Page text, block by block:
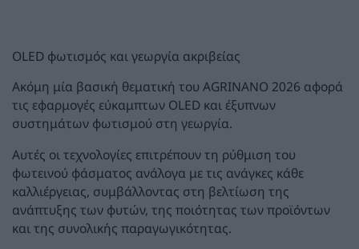
OLED φωτισμός και γεωργία ακριβείας
Ακόμη μία βασική θεματική του AGRINANO 2026 αφορά
τις εφαρμογές εύκαμπτων OLED και έξυπνων
συστημάτων φωτισμού στη γεωργία.
Αυτές οι τεχνολογίες επιτρέπουν τη ρύθμιση του
φωτεινού φάσματος ανάλογα με τις ανάγκες κάθε
καλλιέργειας, συμβάλλοντας στη βελτίωση της
ανάπτυξης των φυτών, της ποιότητας των προϊόντων
και της συνολικής παραγωγικότητας.